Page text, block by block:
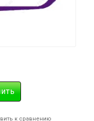
к сравнению